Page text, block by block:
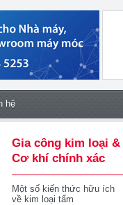
hệ
Gia công kim loại &
Cơ khí chính xác
Một số kiến thức hữu ích
về kim loại tấm